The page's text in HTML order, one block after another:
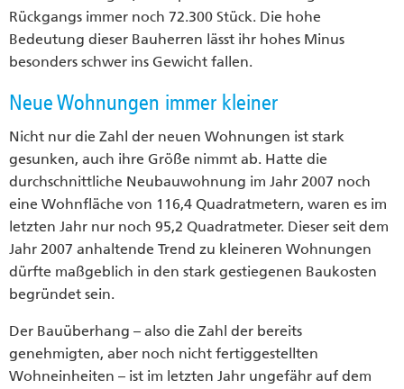
Rückgangs immer noch 72.300 Stück. Die hohe
Bedeutung dieser Bauherren lässt ihr hohes Minus
besonders schwer ins Gewicht fallen.
Neue Wohnungen immer kleiner
Nicht nur die Zahl der neuen Wohnungen ist stark
gesunken, auch ihre Größe nimmt ab. Hatte die
durchschnittliche Neubauwohnung im Jahr 2007 noch
eine Wohnfläche von 116,4 Quadratmetern, waren es im
letzten Jahr nur noch 95,2 Quadratmeter. Dieser seit dem
Jahr 2007 anhaltende Trend zu kleineren Wohnungen
dürfte maßgeblich in den stark gestiegenen Baukosten
begründet sein.
Der Bauüberhang – also die Zahl der bereits
genehmigten, aber noch nicht fertiggestellten
Wohneinheiten – ist im letzten Jahr ungefähr auf dem